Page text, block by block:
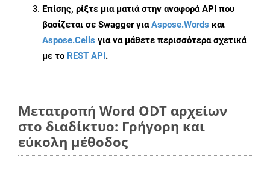
Επίσης, ρίξτε μια ματιά στην αναφορά API που
βασίζεται σε Swagger γιαAspose.Words και
Aspose.Cells για να μάθετε περισσότερα σχετικά
με το REST API.
Μετατροπή Word ODT αρχείων
στο διαδίκτυο: Γρήγορη και
εύκολη μέθοδος